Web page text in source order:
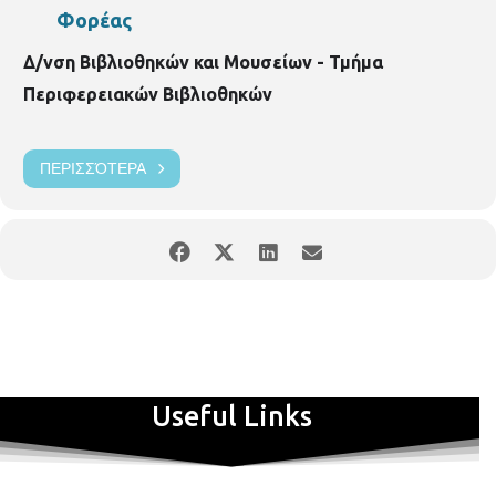
Λαμπράκη 187
Διεύθυνση Βιβλιοθηκών και Μουσείων Τμήμα Περιφερειακών
Βιβλιοθηκών Περιφερειακή Βιβλιοθήκη Άνω Τούμπας Γρ. Λαμπράκη
187, τηλ. 2310950370 vivliothikia.toumpas@gmail.com
https://www.facebook.com/VivliothikiAnoToumpas/
Φορέας
Δ/νση Βιβλιοθηκών και Μουσείων - Τμήμα
Περιφερειακών Βιβλιοθηκών
ΠΕΡΙΣΣΌΤΕΡΑ
Useful Links